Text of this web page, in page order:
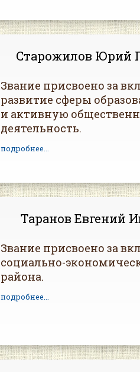
Старожилов Юрий
Звание присвоено за
развитие сферы
и активную
деятельность.
подробнее...
Таранов Евгений
Звание присвоено за
социально-
района.
подробнее...